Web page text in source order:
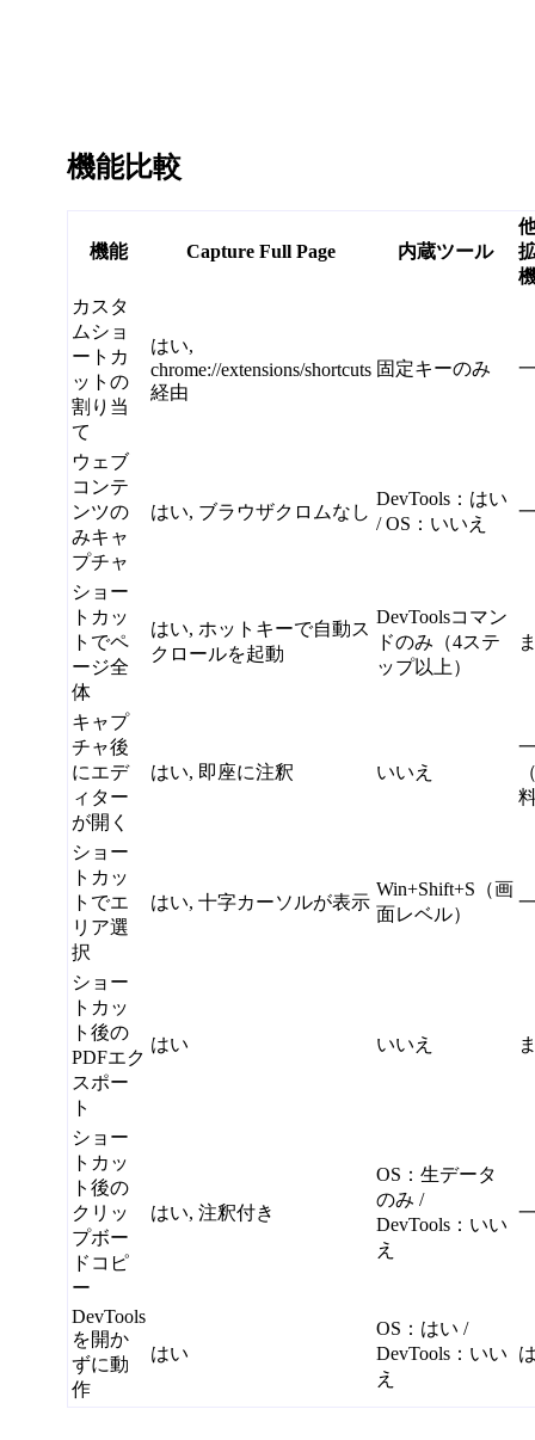
機能比較
機能 Capture Full Page 内蔵ツール
カスタ
ムショ
ートカ
ットの
割り当
て
はい,
chrome://extensions/shortcuts
経由
固定キーのみ
ウェブ
コンテ
ンツの
みキャ
プチャ
はい, ブラウザクロムなし
DevTools：はい
/ OS：いいえ
ショー
トカッ
トでペ
ージ全
体
はい, ホットキーで自動ス
クロールを起動
DevToolsコマン
ドのみ（4ステ
ップ以上）
キャプ
チャ後
にエデ
ィター
が開く
はい, 即座に注釈 いいえ
ショー
トカッ
トでエ
リア選
択
はい, 十字カーソルが表示
Win+Shift+S（画
面レベル）
ショー
トカッ
ト後の
PDFエク
スポー
ト
はい いいえ
ショー
トカッ
ト後の
クリッ
プボー
ドコピ
ー
はい, 注釈付き
OS：生データ
のみ /
DevTools：いい
え
DevTools
を開か
ずに動
作
はい
OS：はい /
DevTools：いい
え